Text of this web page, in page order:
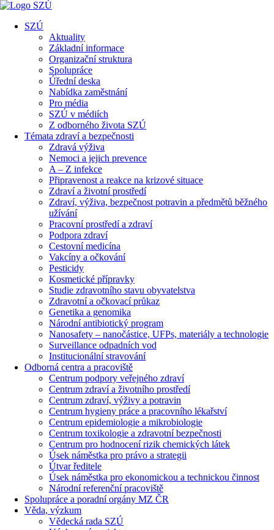
SZÚ
Aktuality
Základní informace
Organizační struktura
Spolupráce
Úřední deska
Nabídka zaměstnání
Pro média
SZÚ v médiích
Z odborného života SZÚ
Témata zdraví a bezpečnosti
Zdravá výživa
Nemoci a jejich prevence
A – Z infekce
Připravenost a reakce na krizové situace
Zdraví a životní prostředí
Zdraví, výživa, bezpečnost potravin a předmětů běžného
užívání
Pracovní prostředí a zdraví
Podpora zdraví
Cestovní medicína
Vakcíny a očkování
Pesticidy
Kosmetické přípravky
Studie zdravotního stavu obyvatelstva
Zdravotní a očkovací průkaz
Genetika a genomika
Národní antibiotický program
Nanosafety – nanočástice, UFPs, materiály a technologie
Surveillance odpadních vod
Institucionální stravování
Odborná centra a pracoviště
Centrum podpory veřejného zdraví
Centrum zdraví a životního prostředí
Centrum zdraví, výživy a potravin
Centrum hygieny práce a pracovního lékařství
Centrum epidemiologie a mikrobiologie
Centrum toxikologie a zdravotní bezpečnosti
Centrum pro hodnocení rizik chemických látek
Úsek náměstka pro právo a strategii
Útvar ředitele
Úsek náměstka pro ekonomickou a technickou činnost
Národní referenční pracoviště
Spolupráce a poradní orgány MZ ČR
Věda, výzkum
Vědecká rada SZÚ